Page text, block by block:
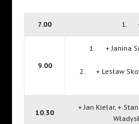
7.00 1. +
9.00
1. + Janina
2. + Lesław
10.30
+ Jan Kielar, +